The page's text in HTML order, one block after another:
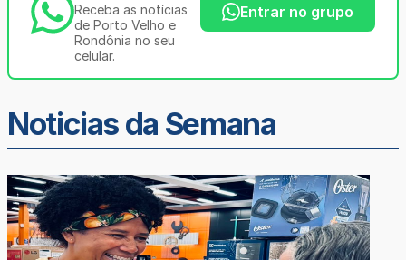
Receba as notícias
de Porto Velho e
Rondônia no seu
celular.
Entrar no grupo
Noticias da Semana